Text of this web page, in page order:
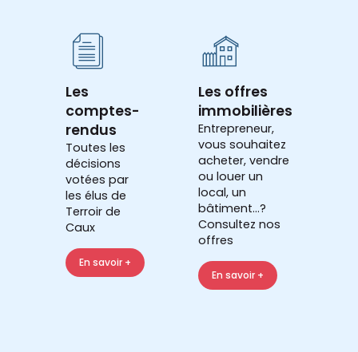
Les
comptes-
rendus
Toutes les
décisions
votées par
les élus de
Terroir de
Caux
En savoir +
Les offres
immobilières
Entrepreneur,
vous souhaitez
acheter, vendre
ou louer un
local, un
bâtiment...?
Consultez nos
offres
En savoir +